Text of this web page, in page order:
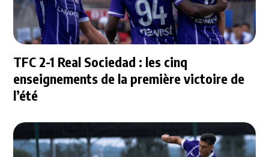
TFC 2-1 Real Sociedad : les cinq
enseignements de la première victoire de
l’été